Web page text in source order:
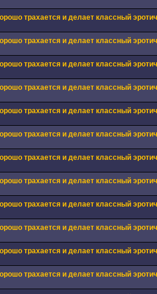
трахается и делает классный
трахается и делает классный
трахается и делает классный
трахается и делает классный
трахается и делает классный
трахается и делает классный
трахается и делает классный
трахается и делает классный
трахается и делает классный
трахается и делает классный
трахается и делает классный
трахается и делает классный